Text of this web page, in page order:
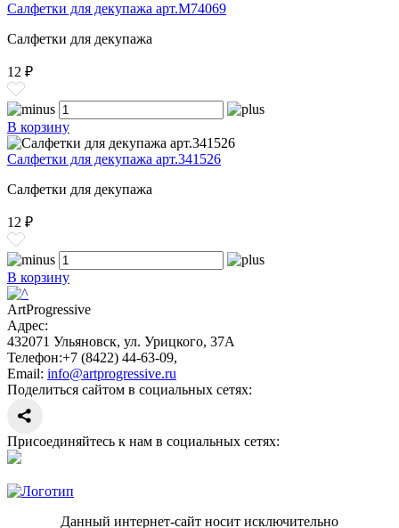
Салфетки для декупажа арт.M74069
Салфетки для декупажа
12 ₽
В корзину
Салфетки для декупажа арт.341526
Салфетки для декупажа
12 ₽
В корзину
ArtProgressive
Адрес:
432071 Ульяновск, ул. Урицкого, 37А
Телефон:+7 (8422) 44-63-09,
Email: info@artprogressive.ru
Поделиться сайтом в социальных сетях:
Присоединяйтесь к нам в социальных сетях:
Данный интернет-сайт носит исключительно